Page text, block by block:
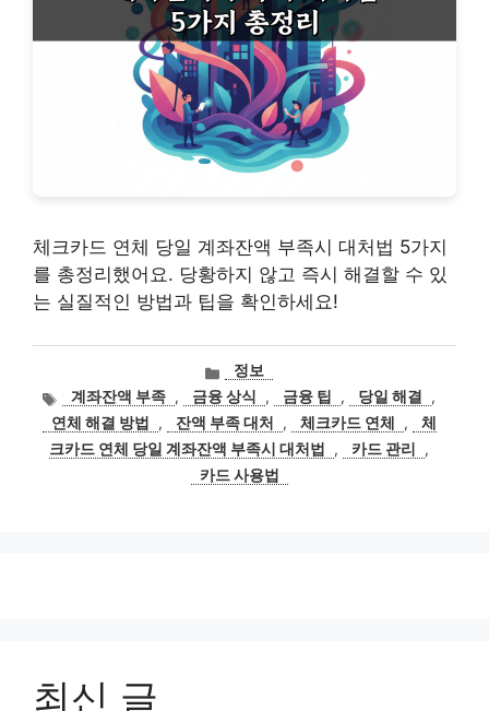
체크카드 연체 당일 계좌잔액 부족시 대처법 5가지
를 총정리했어요. 당황하지 않고 즉시 해결할 수 있
는 실질적인 방법과 팁을 확인하세요!
카
테
고
리
정보
태
그
계좌잔액 부족 , 금융 상식 , 금융 팁 , 당일 해결
,
연체 해결 방법
, 잔액 부족 대처 , 체크카드 연체 ,
체
크카드 연체 당일 계좌잔액 부족시 대처법
, 카드 관리
,
카드 사용법
최신 글